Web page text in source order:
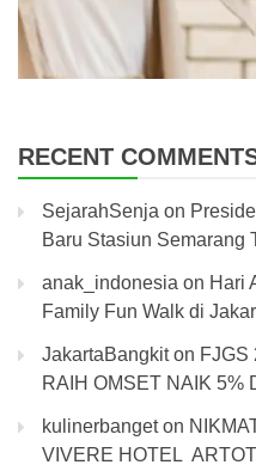
RECENT
SejarahSenja on
Baru Stasiun Semarang
anak_indonesia on Hari
Family Fun Walk di
JakartaBangkiton FJGS
RAIH OMSET NAIK 5%
kulinerbangeton
VIVERE HOTEL